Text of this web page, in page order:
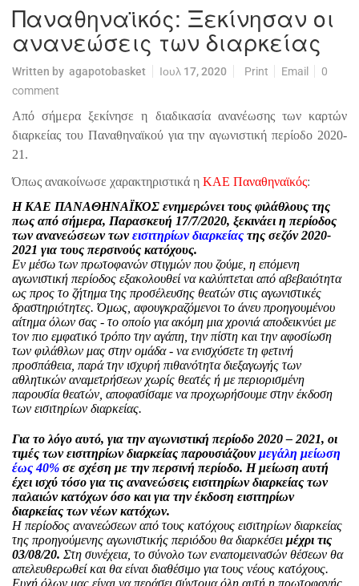
Παναθηναϊκός: Ξεκίνησαν οι
ανανεώσεις των διαρκείας
Written by agapotobasket Ιουλ 17, 2020 Print Email
0
comment
Από σήμερα ξεκίνησε η διαδικασία ανανέωσης των καρτών
διαρκείας του Παναθηναϊκού για την αγωνιστική περίοδο 2020-
21.
Όπως ανακοίνωσε χαρακτηριστικά η ΚΑΕ Παναθηναϊκός:
Η ΚΑΕ ΠΑΝΑΘΗΝΑΪΚΟΣ ενημερώνει τους φιλάθλους της
πως από σήμερα, Παρασκευή 17/7/2020, ξεκινάει η περίοδος
των ανανεώσεων τωνεισιτηρίων διαρκείας της σεζόν 2020-
2021 για τους περσινούς κατόχους.
Εν μέσω των πρωτοφανών στιγμών που ζούμε, η επόμενη
αγωνιστική περίοδος εξακολουθεί να καλύπτεται από αβεβαιότητα
ως προς το ζήτημα της προσέλευσης θεατών στις αγωνιστικές
δραστηριότητες. Όμως, αφουγκραζόμενοι το άνευ προηγουμένου
αίτημα όλων σας - το οποίο για ακόμη μια χρονιά αποδεικνύει με
τον πιο εμφατικό τρόπο την αγάπη, την πίστη και την αφοσίωση
των φιλάθλων μας στην ομάδα - να ενισχύσετε τη φετινή
προσπάθεια, παρά την ισχυρή πιθανότητα διεξαγωγής των
αθλητικών αναμετρήσεων χωρίς θεατές ή με περιορισμένη
παρουσία θεατών, αποφασίσαμε να προχωρήσουμε στην έκδοση
των εισιτηρίων διαρκείας.
Για το λόγο αυτό, για την αγωνιστική περίοδο 2020 – 2021, οι
τιμές των εισιτηρίων διαρκείας παρουσιάζουνμεγάλη μείωση
έως 40% σε σχέση με την περσινή περίοδο. Η μείωση αυτή
έχει ισχύ τόσο για τις ανανεώσεις εισιτηρίων διαρκείας των
παλαιών κατόχων όσο και για την έκδοση εισιτηρίων
διαρκείας των νέων κατόχων.
Η περίοδος ανανεώσεων από τους κατόχους εισιτηρίων διαρκείας
της προηγούμενης αγωνιστικής περιόδου θα διαρκέσει μέχρι τις
03/08/20. Στη συνέχεια, το σύνολο των εναπομεινασών θέσεων θα
απελευθερωθεί και θα είναι διαθέσιμο για τους νέους κατόχους.
Ευχή όλων μας είναι να περάσει σύντομα όλη αυτή η πρωτοφανής